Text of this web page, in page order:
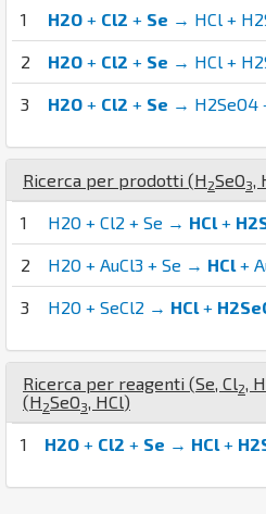
1 H2O + Cl2 + Se → HCl +
2 H2O + Cl2 + Se → HCl +
3 H2O + Cl2 + Se → H2SeO4
Ricerca per prodotti (H 2SeO3
1 H2O + Cl2 + Se → HCl +
2 H2O + AuCl3 + Se → HCl +
3 H2O + SeCl2 → HCl +
Ricerca per reagenti (Se Cl 2 H
(H 2SeO3 HCl)
1 H2O + Cl2 + Se → HCl +